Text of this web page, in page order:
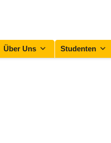
Über Uns Studenten